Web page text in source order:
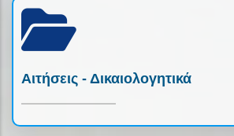
Αιτήσεις - Δικαιολογητικά